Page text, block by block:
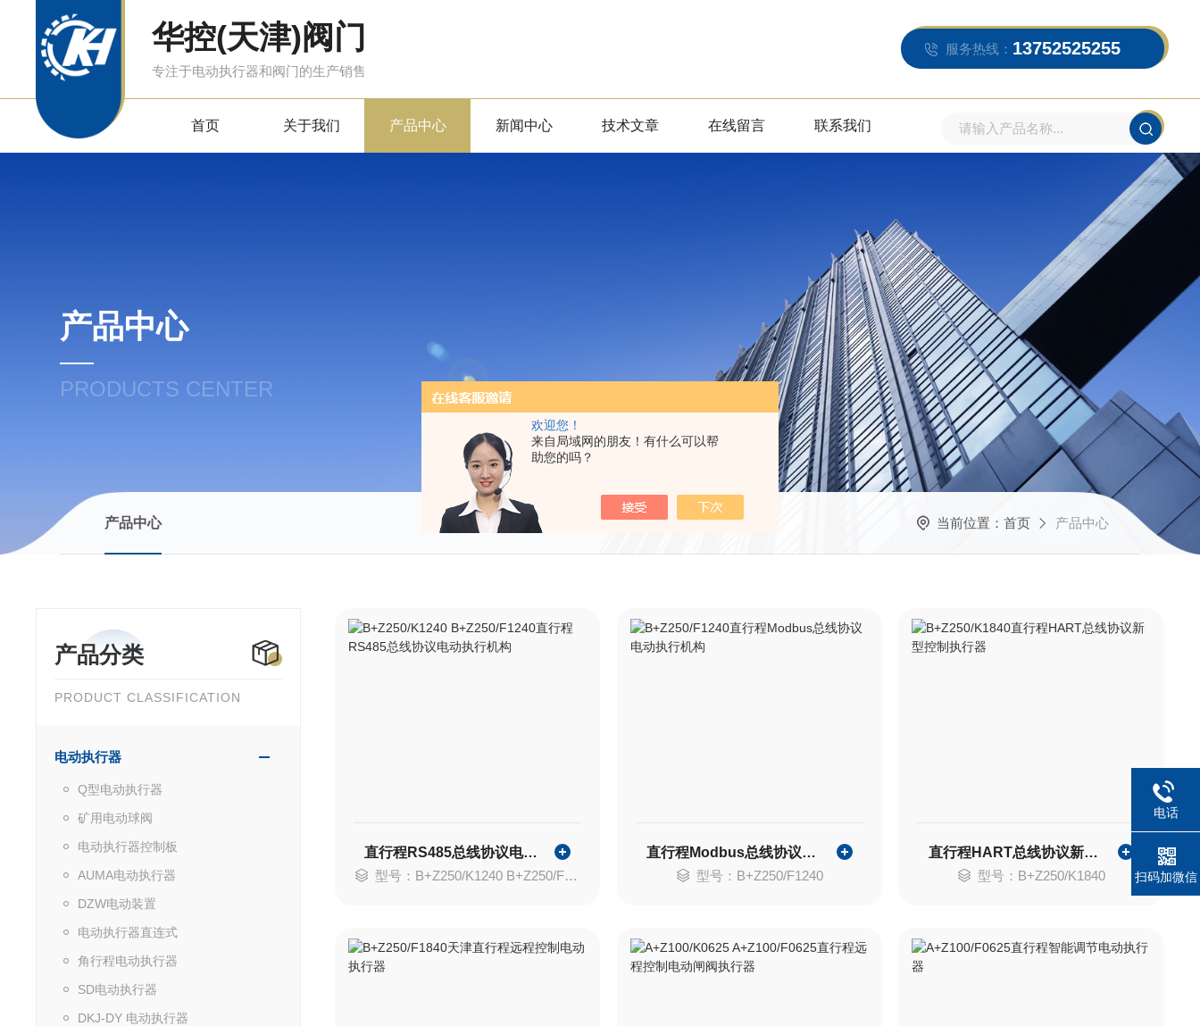
欢迎您！
来自局域网的朋友！有什么可以帮
助您的吗？
华控(天津)阀门
专注于电动执行器和阀门的生产销售
服务热线： 13752525255
首页 关于我们 产品中心 新闻中心 技术文章 在线留言 联系我们
产品中心
PRODUCTS CENTER
产品中心 当前位置： 首页 产品中心
产品分类
PRODUCT CLASSIFICATION
电动执行器
Q型电动执行器
矿用电动球阀
电动执行器控制板
AUMA电动执行器
DZW电动装置
电动执行器直连式
角行程电动执行器
SD电动执行器
DKJ-DY 电动执行器
直行程RS485总线协议电动执行机构
型号：B+Z250/K1240 B+Z250/F1240
直行程Modbus总线协议电动执行机构
型号：B+Z250/F1240
直行程HART总线协议新型控制执行器
型号：B+Z250/K1840
电话
扫码加微信